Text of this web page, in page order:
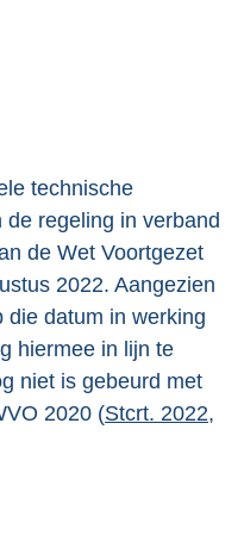
technische
regeling in verband
de Wet Voortgezet
2022. Aangezien
die datum in werking
hiermee in lijn te
niet is gebeurd met
2020 (Stcrt. 2022,